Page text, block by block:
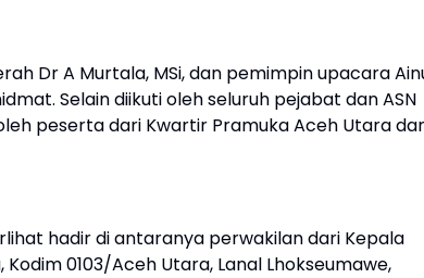
Dr A Murtala, MSi, dan pemimpin upacara
Selain diikuti oleh seluruh pejabat dan ASN
peserta dari Kwartir Pramuka Aceh Utara
hadir di antaranya perwakilan dari Kepala
0103/Aceh Utara, Lanal Lhokseumawe,